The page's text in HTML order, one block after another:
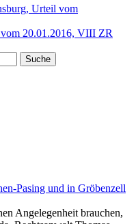
Urteil vom
20.01.2016, VIII ZR
Suche
Angelegenheit brauchen,